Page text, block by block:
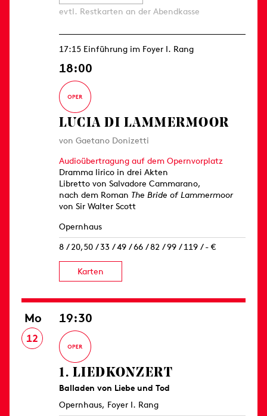
evtl. Restkarten an der Abendkasse
17:15 Einführung im Foyer I. Rang
18:00
LUCIA DI LAMMERMOOR
von Gaetano Donizetti
Audioübertragung auf dem Opernvorplatz
Dramma lirico in drei Akten
Libretto von Salvadore Cammarano,
nach dem Roman The Bride of Lammermoor
von Sir Walter Scott
Opernhaus
8 / 20,50 / 33 / 49 / 66 / 82 / 99 / 119 / - €
Karten
Mo
12
19:30
1. LIED­KONZERT
Balladen von Liebe und Tod
Opernhaus, Foyer I. Rang